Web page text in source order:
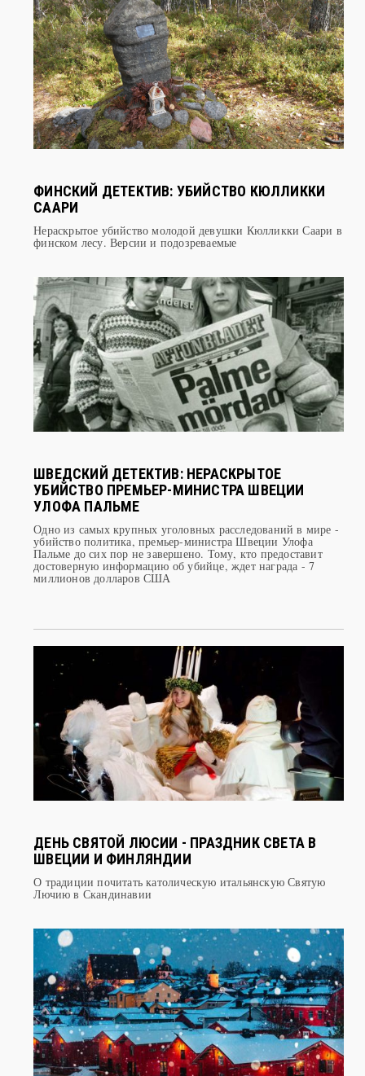
СААРИ
Нераскрытое убийство молодой девушки Кюлликки Саари в
УБИЙСТВО ПРЕМЬЕР-МИНИСТРА ШВЕЦИИ
УЛОФА ПАЛЬМЕ
Одно из самых крупных уголовных расследований в мире -
убийство политика, премьер-министра Швеции Улофа
Пальме до сих пор не завершено. Тому, кто предоставит
достоверную информацию об убийце, ждет награда - 7
миллионов долларов США
ШВЕЦИИ И ФИНЛЯНДИИ
О традиции почитать католическую итальянскую Святую
Лючию в Скандинавии